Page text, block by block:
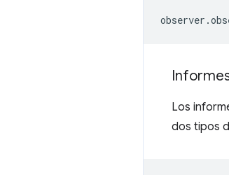
observer .
Los
dos tipos